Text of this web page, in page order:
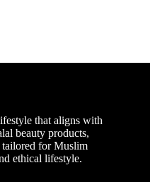
that aligns with
beauty products,
tailored for Muslim
ethical lifestyle.